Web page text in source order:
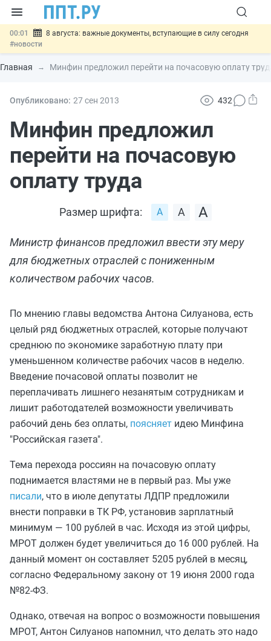
00:01
8 августа: важные документы, вступающие в силу сегодня
#новости
07.08 Подписан закон о блокировке продажи опасных товаров через
«Честный знак»#новости
07.08 Госпошлину за устранение ошибок в документах предлагают
07.08
Важно
отношений #новости
Главная Минфин предложил перейти на почасовую оплату
Опубликовано: 27 сен 2013 432
Минфин предложил
перейти на почасовую
оплату труда
Размер шрифта:
Министр финансов предложил ввести эту меру
для бюджетных отраслей с пониженным
количеством рабочих часов.
По мнению главы ведомства Антона Силуанова, есть
целый ряд бюджетных отраслей, которые получают
среднюю по экономике заработную плату при
уменьшенном количестве рабочих часов в неделю.
Введение почасовой оплаты позволит не
переплачивать лишнего незанятым сотрудникам и
лишит работодателей возможности увеличивать
рабочий день без оплаты, поясняет идею Минфина
"Российская газета".
Тема перехода россиян на почасовую оплату
поднимается властями не в первый раз. Мы уже
писали, что в июле депутаты ЛДПР предложили
внести поправки в ТК РФ, установив зарплатный
минимум — 100 рублей в час. Исходя из этой цифры,
МРОТ должен будет увеличиться до 16 000 рублей. На
данный момент он составляет 5205 рублей в месяц,
согласно Федеральному закону от 19 июня 2000 года
№82-ФЗ.
Однако, отвечая на вопрос о возможности повышения
МРОТ, Антон Силуанов напомнил, что делать это надо